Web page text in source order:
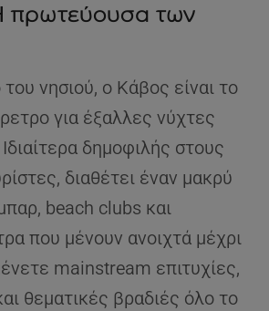
πρωτεύουσα των
νησιού, ο Κάβος είναι το
για έξαλλες νύχτες
δημοφιλής στους
διαθέτει έναν μακρύ
beach clubs και
που μένουν ανοιχτά μέχρι
mainstream επιτυχίες,
θεματικές βραδιές όλο το